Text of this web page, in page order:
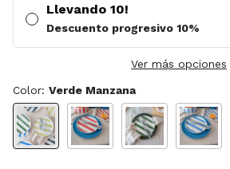
Llevando 10!
Descuento progresivo 10%
Ver más opciones
Color: Verde Manzana